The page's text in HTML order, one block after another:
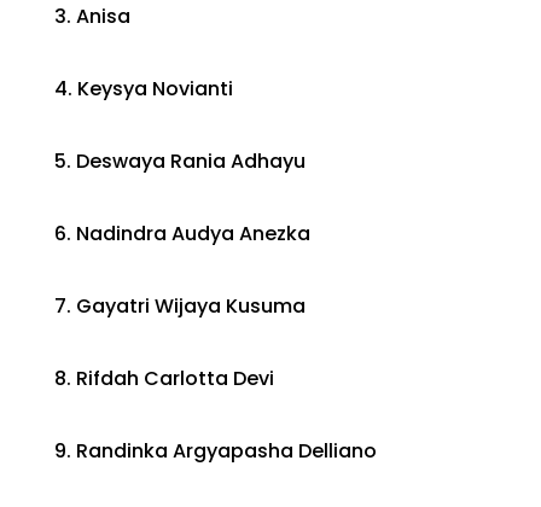
3. Anisa
4. Keysya Novianti
5. Deswaya Rania Adhayu
6. Nadindra Audya Anezka
7. Gayatri Wijaya Kusuma
8. Rifdah Carlotta Devi
9. Randinka Argyapasha Delliano